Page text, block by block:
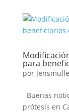
para
por
Buenas
prótesis en